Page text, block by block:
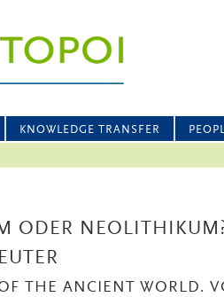
KNOWLEDGE TRANSFER
ODER
THE ANCIENT WORLD.